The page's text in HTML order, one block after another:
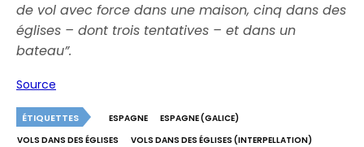
de vol avec force dans une maison, cinq dans des
églises – dont trois tentatives – et dans un
bateau”.
Source
ÉTIQUETTES ESPAGNE
ESPAGNE (GALICE)
VOLS DANS DES ÉGLISES
VOLS DANS DES ÉGLISES (INTERPELLATION)